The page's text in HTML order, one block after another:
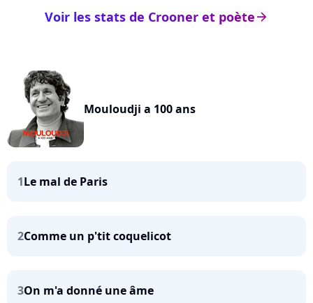
arrow_right
Voir les stats de Crooner et poète
Mouloudji a 100 ans
1Le mal de Paris
2Comme un p'tit coquelicot
3On m'a donné une âme